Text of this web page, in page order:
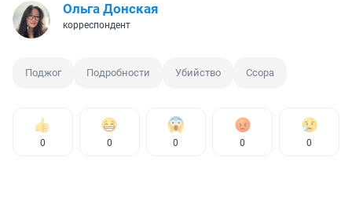
Ольга Донская
корреспондент
Поджог Подробности Убийство Ссора
0 0 0 0 0